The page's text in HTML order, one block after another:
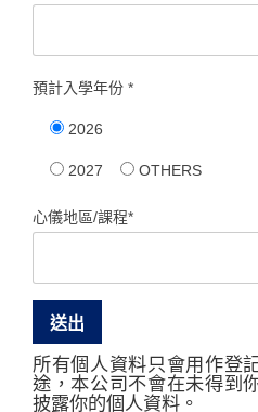
預計入學年份 *
2026
2027 OTHERS
心儀地區/課程*
所有個人資料只會用作登
途，本公司不會在未得到
披露你的個人資料。